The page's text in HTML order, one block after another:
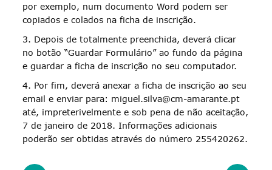
por exemplo, num documento Word podem ser
copiados e colados na ficha de inscrição.
3. Depois de totalmente preenchida, deverá clicar
no botão “Guardar Formulário” ao fundo da página
e guardar a ficha de inscrição no seu computador.
4. Por fim, deverá anexar a ficha de inscrição ao seu
email e enviar para: miguel.silva@cm-amarante.pt
até, impreterivelmente e sob pena de não aceitação,
7 de janeiro de 2018. Informações adicionais
poderão ser obtidas através do número 255420262.